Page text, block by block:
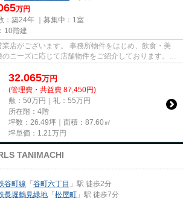
万円
：築24年 ｜募集中： 1室
10階建
店がございます。 事務所物件をはじめ、飲食・美
ニーズに応じて店舗物件をご紹介しております。
一切...
32.065万円
(管理費・共益費 87,450円)
敷：50万円｜礼：55万円
所在階：4階
坪数：26.49坪｜面積：87.60㎡
坪単価： 1.21 万円
TANIMACHI
谷町線 「谷町六丁目 」駅 徒歩2分
長堀鶴見緑地 「松屋町 」駅 徒歩7分